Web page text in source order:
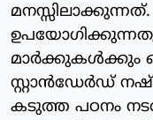
മാർക്കുകൾക്കും
സ്റ്റാൻഡേർഡ്
കടുത്ത പഠനം